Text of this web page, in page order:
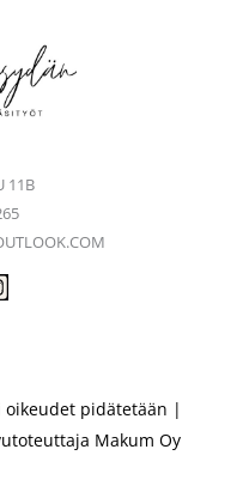
11B
oikeudet pidätetään |
Makum Oy